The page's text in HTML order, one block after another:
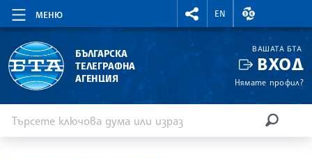
МЕНЮ
RIGHTMENU.SOCIAL
EN
ВАЛУТНИ
БЪЛГАРСКА
ТЕЛЕГРАФНА
АГЕНЦИЯ
ВАШАТА БТА
ВХОД
Нямате профил?